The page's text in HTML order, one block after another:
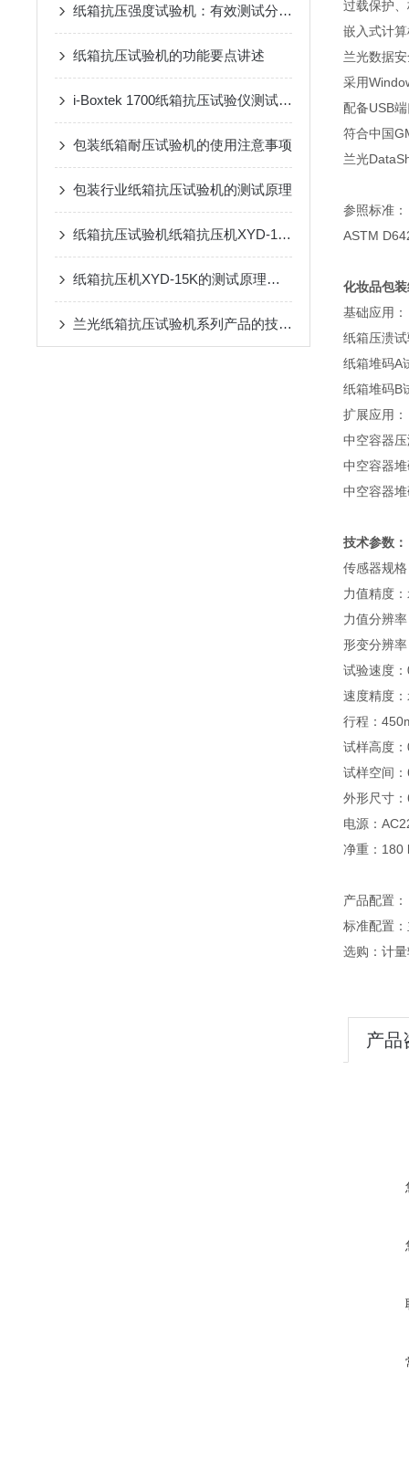
纸箱抗压强度试验机：有效测试分析纸箱堆码抗压性能
纸箱抗压试验机的功能要点讲述
i-Boxtek 1700纸箱抗压试验仪测试食品充气包装袋耐压性能
包装纸箱耐压试验机的使用注意事项
包装行业纸箱抗压试验机的测试原理
纸箱抗压试验机纸箱抗压机XYD-15K
纸箱抗压机XYD-15K的测试原理与应用介绍
兰光纸箱抗压试验机系列产品的技术参数介绍
过载保护
嵌入式计
兰光数据
采用
配备USB
符合中国
兰光
参照标准：
ASTM
化妆品包
基础应用：
纸箱压溃
纸箱堆码A
纸箱堆码B
扩展应用：
中空容器
中空容器
中空容器
技术参数：
传感器规
力值精度
力值分辨
形变分辨
试验速度
速度精度
行程：
试样高度
试样空间
外形尺寸
电源：
净重：180
产品配置：
标准配置
选购：计
产品